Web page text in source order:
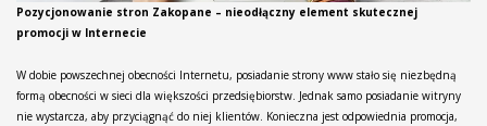
Pozycjonowanie stron Zakopane – nieodłączny element skutecznej
promocji w Internecie
W dobie powszechnej obecności Internetu, posiadanie strony www stało się niezbędną
formą obecności w sieci dla większości przedsiębiorstw. Jednak samo posiadanie witryny
nie wystarcza, aby przyciągnąć do niej klientów. Konieczna jest odpowiednia promocja,